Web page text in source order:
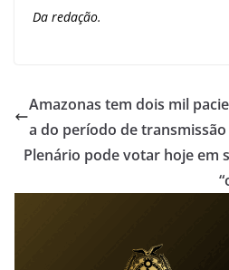
Da redação.
Amazonas tem dois mil
a do período de transmissão
Plenário pode votar hoje em